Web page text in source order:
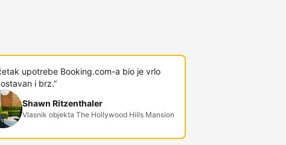
upotrebe Booking.com-a bio je vrlo
i brz.”
Shawn Ritzenthaler
Vlasnik objekta The Hollywood Hills Mansion